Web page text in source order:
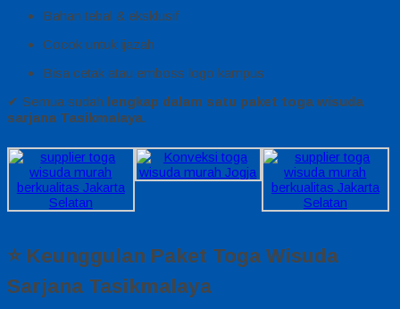
Bahan tebal & eksklusif
Cocok untuk ijazah
Bisa cetak atau emboss logo kampus
✔ Semua sudah lengkap dalam satu paket toga wisuda
sarjana Tasikmalaya.
⭐ Keunggulan Paket Toga Wisuda
Sarjana Tasikmalaya